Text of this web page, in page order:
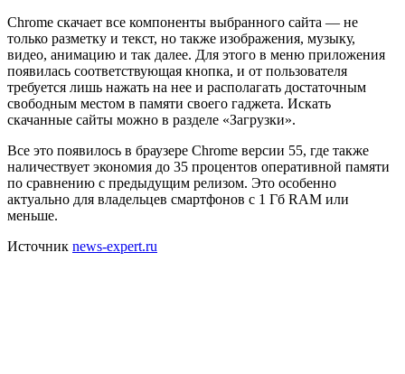
Chrome скачает все компоненты выбранного сайта — не
только разметку и текст, но также изображения, музыку,
видео, анимацию и так далее. Для этого в меню приложения
появилась соответствующая кнопка, и от пользователя
требуется лишь нажать на нее и располагать достаточным
свободным местом в памяти своего гаджета. Искать
скачанные сайты можно в разделе «Загрузки».
Все это появилось в браузере Chrome версии 55, где также
наличествует экономия до 35 процентов оперативной памяти
по сравнению с предыдущим релизом. Это особенно
актуально для владельцев смартфонов с 1 Гб RAM или
меньше.
Источник news-expert.ru